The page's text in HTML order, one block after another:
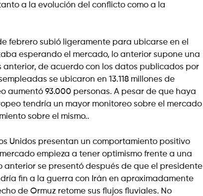
a la evolución del conflicto como a la
febrero subió ligeramente para ubicarse en el
esperando el mercado, lo anterior supone una
de acuerdo con los datos publicados por
se ubicaron en 13.118 millones de
aumentó 93.000 personas. A pesar de que haya
tendría un mayor monitoreo sobre el mercado
sobre el mismo..
Unidos presentan un comportamiento positivo
empieza a tener optimismo frente a una
anterior se presentó después de que el presidente
fin a la guerra con Irán en aproximadamente
de Ormuz retome sus flujos fluviales. No